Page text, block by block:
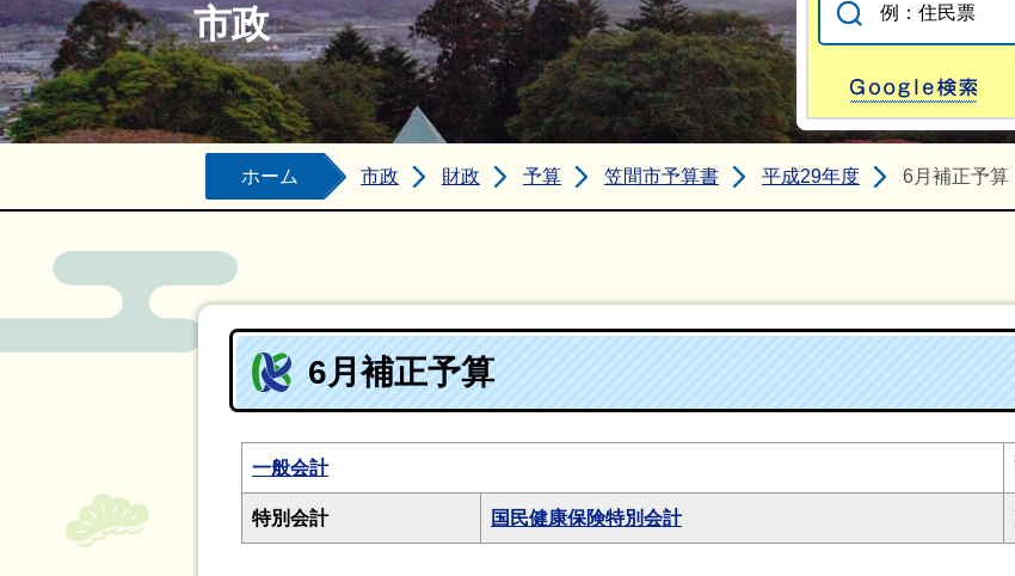
市政
ホーム 市政 財政 予算 笠間市予算書 平成29年度 6月補正予算
6月補正予算
一般会計
特別会計 国民健康保険特別会計